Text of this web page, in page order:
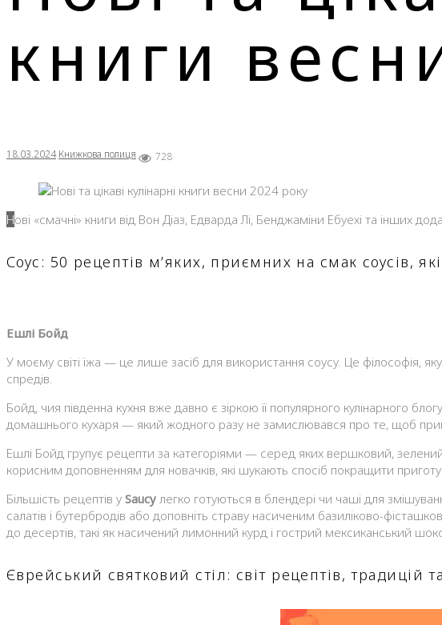
книги
18.03.2024 Книжкова полиця 728
Нові «смачні» книги від Вон Діаз, Едварда Лі, Бенджаміни Ебуехі та інших
Соус: 50 рецептів м’яких, приємних на смак соусів,
Ешлі Бойд
У моєму світі їжа — це лише засіб для використання соусу. Це філософія,
спредів.
Бойд, чия південна кухня вже давно є зіркою її популярного кулінарного блогу
домашнього кухаря — який жодного разу не замислювався про те, щоб
Ешлі Бойд групує рецепти за категоріями — серед яких вершковий,
корисним доповненням для новачків, які шукають спосіб покращити
Більшість рецептів у Saucy легко готуються в блендері чи чаші для
салатів і бутербродів або доповніть страву насиченим базиліково-
до десертів, такі як насичений лимонний курд і гострий мексиканський
Єврейський святковий стіл: світ рецептів, традицій